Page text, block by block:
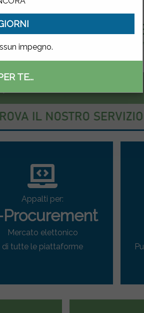
impegno.
TE...
Appalti per:
Procurement
Mercato elettonico
di tutte le piattaforme